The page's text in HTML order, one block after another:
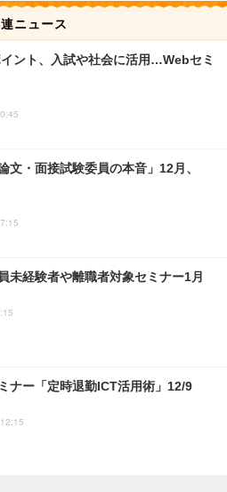
連ニュース
ント、入試や社会に活用…Webセミ
文・面接試験委員の本音」12月、
未経験者や離職者対象セミナー1月
ナー「定時退勤ICT活用術」12/9